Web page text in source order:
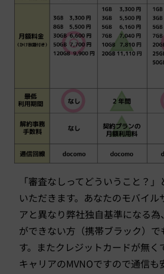
「審査なしってどういうこと？
いただきます。あなたのモバイル
アと異なり弊社独自基準になる
ができない方（携帯ブラック）
す。またクレジットカードが無く
キャリアのMVNOですので通信